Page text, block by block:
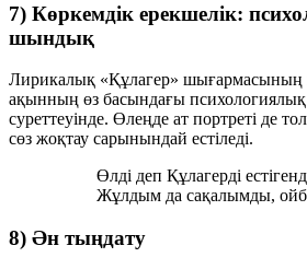
7) Көркемдік ерекшелік:
шындық
Лирикалық «Құлагер»
ақынның өз басындағы психологиялық
суреттеуінде. Өлеңде ат портреті де
сөз жоқтау сарынындай естіледі.
Өлді деп Құлагерді
Жұлдым да сақалымды,
8) Ән тыңдату